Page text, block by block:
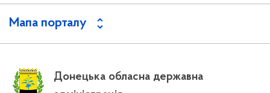
Мапа порталу
Донецька обласна державна